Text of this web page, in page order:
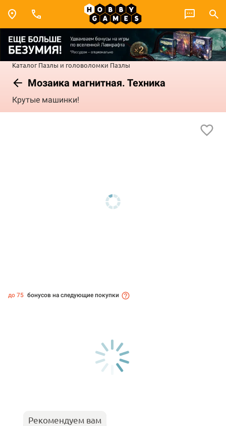
Каталог Пазлы и головоломки Пазлы
Мозаика магнитная. Техника
Крутые машинки!
до 75 бонусов на следующие покупки
Рекомендуем вам